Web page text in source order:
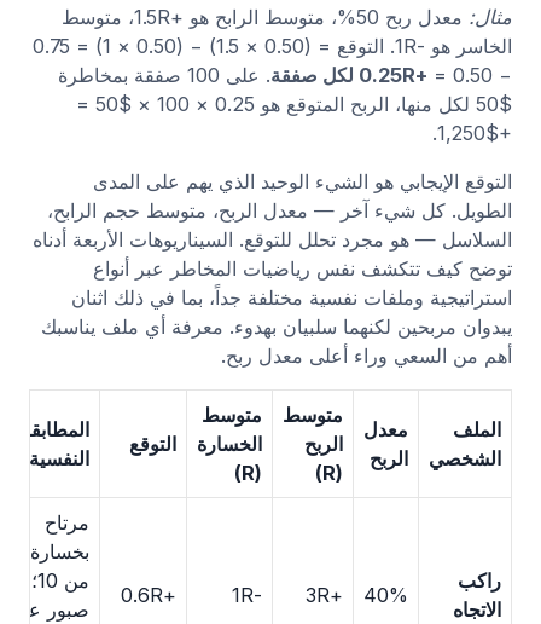
مثال:
معدل ربح 50%، متوسط الرابح هو +1.5R، متوسط
الخاسر هو -1R. التوقع = (0.50 × 1.5) − (0.50 × 1) = 0.75
− 0.50 =
+0.25R لكل صفقة
. على 100 صفقة بمخاطرة
$50 لكل منها، الربح المتوقع هو 0.25 × 100 × $50 =
+$1,250.
التوقع الإيجابي هو الشيء الوحيد الذي يهم على المدى
الطويل. كل شيء آخر — معدل الربح، متوسط حجم الرابح،
السلاسل — هو مجرد تحلل للتوقع. السيناريوهات الأربعة أدناه
توضح كيف تتكشف نفس رياضيات المخاطر عبر أنواع
استراتيجية وملفات نفسية مختلفة جداً، بما في ذلك اثنان
يبدوان مربحين لكنهما سلبيان بهدوء. معرفة أي ملف يناسبك
أهم من السعي وراء أعلى معدل ربح.
الملف
الشخصي
معدل
الربح
متوسط
الربح
(R)
متوسط
الخسارة
(R)
التوقع
المطابقة
النفسية
راكب
الاتجاه
40%
+3R
-1R
+0.6R
مرتاح
من 10؛
صبور على